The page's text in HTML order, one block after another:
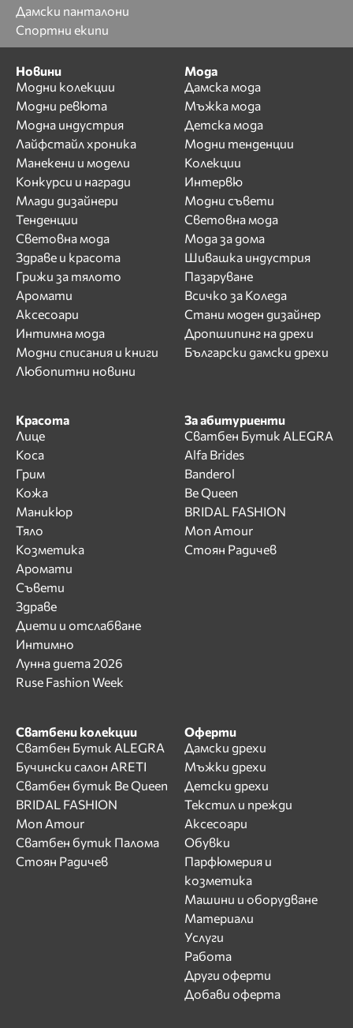
Дамски панталони
Спортни екипи
Новини
Модни колекции
Модни ревюта
Модна индустрия
Лайфстайл хроника
Манекени и модели
Конкурси и награди
Млади дизайнери
Тенденции
Световна мода
Здраве и красота
Грижи за тялото
Аромати
Аксесоари
Интимна мода
Модни списания и книги
Любопитни новини
Мода
Дамска мода
Мъжка мода
Детска мода
Модни тенденции
Колекции
Интервю
Модни съвети
Световна мода
Мода за дома
Шивашка индустрия
Пазаруване
Всичко за Коледа
Стани моден дизайнер
Дропшипинг на дрехи
Български дамски дрехи
Красота
Лице
Коса
Грим
Кожа
Маникюр
Тяло
Козметика
Аромати
Съвети
Здраве
Диети и отслабване
Интимно
Лунна диета 2026
Ruse Fashion Week
За абитуриенти
Сватбен Бутик ALEGRA
Alfa Brides
Banderol
Be Queen
BRIDAL FASHION
Mon Amour
Стоян Радичев
Сватбени колекции
Сватбен Бутик ALEGRA
Бучински салон ARETI
Сватбен бутик Be Queen
BRIDAL FASHION
Mon Amour
Сватбен бутик Палома
Стоян Радичев
Оферти
Дамски дрехи
Мъжки дрехи
Детски дрехи
Текстил и прежди
Аксесоари
Обувки
Парфюмерия и
козметика
Машини и оборудване
Материали
Услуги
Работа
Други оферти
Добави оферта